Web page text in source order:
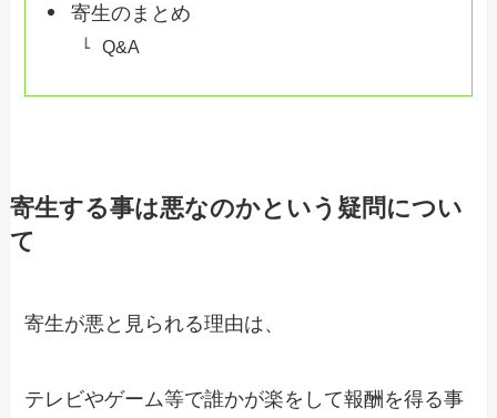
寄生のまとめ
Q&A
寄生する事は悪なのかという疑問につい
て
寄生が悪と見られる理由は、
テレビやゲーム等で誰かが楽をして報酬を得る事